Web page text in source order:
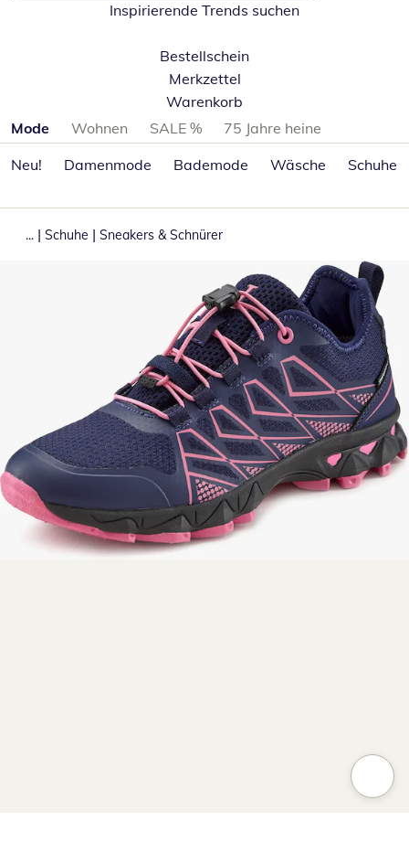
Inspirierende Trends suchen
Bestellschein
Merkzettel
Warenkorb
Produktkategorien überspringen
Mode Wohnen SALE %
75 Jahre heine
Neu!
Damenmode Bademode Wäsche Schuhe
... | Schuhe | Sneakers & Schnürer